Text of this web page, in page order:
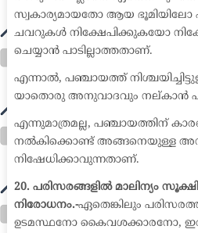
സ്വകാര്യമായതോ ആയ ഭൂമിയിലോ
ചവറുകൾ നിക്ഷേപിക്കുകയോ
ചെയ്യാൻ പാടില്ലാത്തതാണ്.
എന്നാൽ, പഞ്ചായത്ത്
യാതൊരു അനുവാദവും നല്കാൻ
എന്നുമാത്രമല്ല, പഞ്ചായത്തിന്
നൽകിക്കൊണ്ട് അങ്ങനെയുള്ള
നിഷേധിക്കാവുന്നതാണ്.
20. പരിസരങ്ങളിൽ മാലിന്യം
നിരോധനം.-ഏതെങ്കിലും
ഉടമസ്ഥനോ കൈവശക്കാരനോ,